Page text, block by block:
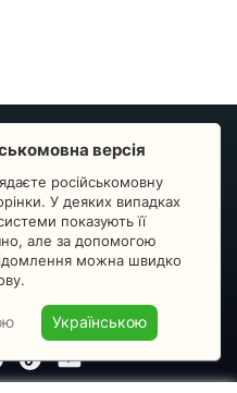
СВЯЗЬ
Статистика изменений
Преподавателям
Пульс страны
Угода підписника
версія
російськомовну
У деяких випадках
показують її
але за допомогою
можна швидко
Українською